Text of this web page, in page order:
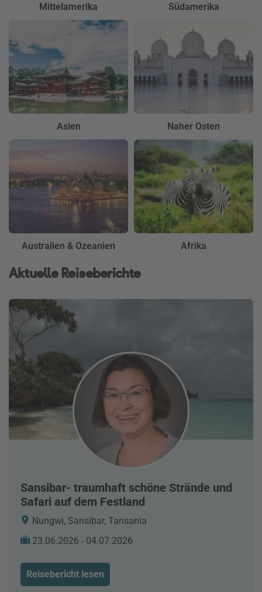
Mittelamerika Südamerika
Asien Naher Osten
Australien & Ozeanien Afrika
Aktuelle Reiseberichte
Sansibar- traumhaft schöne Strände und
Safari auf dem Festland
Nungwi, Sansibar, Tansania
23.06.2026 - 04.07.2026
Reisebericht lesen